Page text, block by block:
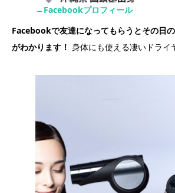
→Facebookプロフィール
Facebookで友達になってもらうとその日
がわかります！ 身体にも使える凄いドライ